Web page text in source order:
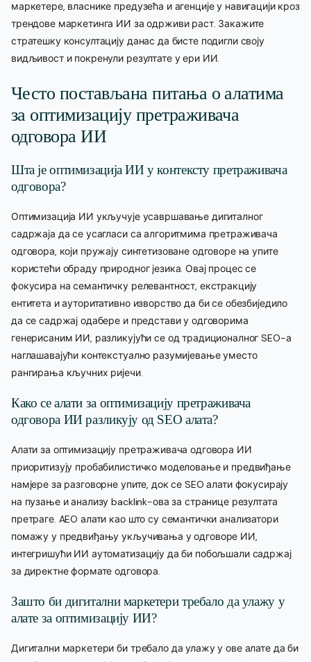
маркетере, власнике предузећа и агенције у навигацији кроз
трендове маркетинга ИИ за одрживи раст. Закажите
стратешку консултацију данас да бисте подигли своју
видљивост и покренули резултате у ери ИИ.
Често постављана питања о алатима
за оптимизацију претраживача
одговора ИИ
Шта је оптимизација ИИ у контексту претраживача
одговора?
Оптимизација ИИ укључује усавршавање дигиталног
садржаја да се усагласи са алгоритмима претраживача
одговора, који пружају синтетизоване одговоре на упите
користећи обраду природног језика. Овај процес се
фокусира на семантичку релевантност, екстракцију
ентитета и ауторитативно изворство да би се обезбиједило
да се садржај одабере и представи у одговорима
генерисаним ИИ, разликујући се од традиционалног SEO-а
наглашавајући контекстуално разумијевање уместо
рангирања кључних ријечи.
Како се алати за оптимизацију претраживача
одговора ИИ разликују од SEO алата?
Алати за оптимизацију претраживача одговора ИИ
приоритизују пробабилистичко моделовање и предвиђање
намјере за разговорне упите, док се SEO алати фокусирају
на пузање и анализу backlink-ова за странице резултата
претраге. AEO алати као што су семантички анализатори
помажу у предвиђању укључивања у одговоре ИИ,
интегришући ИИ аутоматизацију да би побољшали садржај
за директне формате одговора.
Зашто би дигитални маркетери требало да улажу у
алате за оптимизацију ИИ?
Дигитални маркетери би требало да улажу у ове алате да би